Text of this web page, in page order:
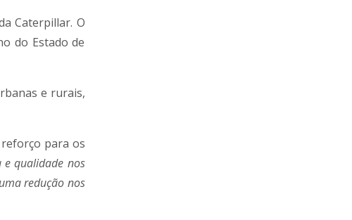
Caterpillar. O
do Estado de
e rurais,
para os
e qualidade nos
redução nos